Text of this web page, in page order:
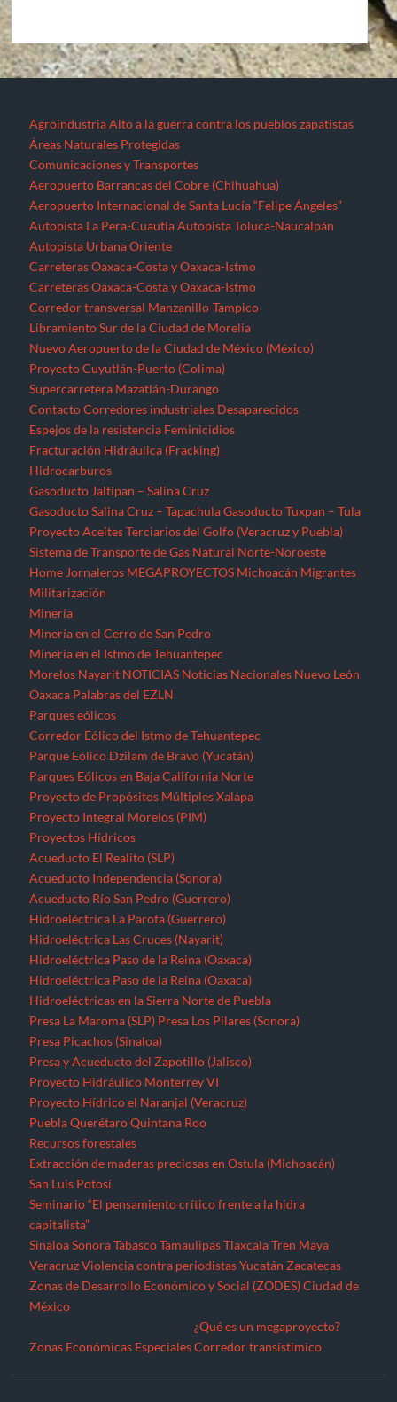
Agroindustria Alto a la guerra contra los pueblos zapatistas
Áreas Naturales Protegidas
Comunicaciones y Transportes
Aeropuerto Barrancas del Cobre (Chihuahua)
Aeropuerto Internacional de Santa Lucía “Felipe Ángeles”
Autopista La Pera-Cuautla Autopista Toluca-Naucalpán
Autopista Urbana Oriente
Carreteras Oaxaca-Costa y Oaxaca-Istmo
Carreteras Oaxaca-Costa y Oaxaca-Istmo
Corredor transversal Manzanillo-Tampico
Libramiento Sur de la Ciudad de Morelia
Nuevo Aeropuerto de la Ciudad de México (México)
Proyecto Cuyutlán-Puerto (Colima)
Supercarretera Mazatlán-Durango
Contacto Corredores industriales Desaparecidos
Espejos de la resistencia Feminicidios
Fracturación Hidráulica (Fracking)
Hidrocarburos
Gasoducto Jaltipan – Salina Cruz
Gasoducto Salina Cruz – Tapachula Gasoducto Tuxpan – Tula
Proyecto Aceites Terciarios del Golfo (Veracruz y Puebla)
Sistema de Transporte de Gas Natural Norte-Noroeste
Home Jornaleros MEGAPROYECTOS Michoacán Migrantes
Militarización
Minería
Minería en el Cerro de San Pedro
Minería en el Istmo de Tehuantepec
Morelos Nayarit NOTICIAS Noticias Nacionales Nuevo León
Oaxaca Palabras del EZLN
Parques eólicos
Corredor Eólico del Istmo de Tehuantepec
Parque Eólico Dzilam de Bravo (Yucatán)
Parques Eólicos en Baja California Norte
Proyecto de Propósitos Múltiples Xalapa
Proyecto Integral Morelos (PIM)
Proyectos Hídricos
Acueducto El Realito (SLP)
Acueducto Independencia (Sonora)
Acueducto Río San Pedro (Guerrero)
Hidroeléctrica La Parota (Guerrero)
Hidroeléctrica Las Cruces (Nayarit)
Hidroeléctrica Paso de la Reina (Oaxaca)
Hidroeléctrica Paso de la Reina (Oaxaca)
Hidroeléctricas en la Sierra Norte de Puebla
Presa La Maroma (SLP) Presa Los Pilares (Sonora)
Presa Picachos (Sinaloa)
Presa y Acueducto del Zapotillo (Jalisco)
Proyecto Hidráulico Monterrey VI
Proyecto Hídrico el Naranjal (Veracruz)
Puebla Querétaro Quintana Roo
Recursos forestales
Extracción de maderas preciosas en Ostula (Michoacán)
San Luis Potosí
Seminario “El pensamiento crítico frente a la hidra
capitalista”
Sinaloa Sonora Tabasco Tamaulipas Tlaxcala Tren Maya
Veracruz Violencia contra periodistas Yucatán Zacatecas
Zonas de Desarrollo Económico y Social (ZODES) Ciudad de
México
Zonas Económicas Especiales
¿Qué es un megaproyecto?
Corredor transístimico